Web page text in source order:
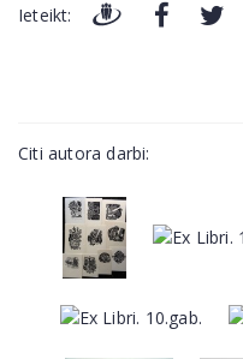
Ieteikt:
Citi autora darbi: